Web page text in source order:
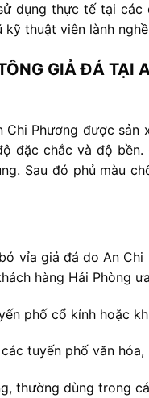
dụngthựctếtạicác
kỹ thuật viên lành
GIẢĐÁ TẠI
Chi Phương được sản
đặc chắcvàđộ bền.
Sau đó phủ màu
bó vỉa giả đádo An Chi
hàng Hải Phòng ưa
phố cổ kính hoặc
các tuyến phố văn hóa,
thường dùng trong